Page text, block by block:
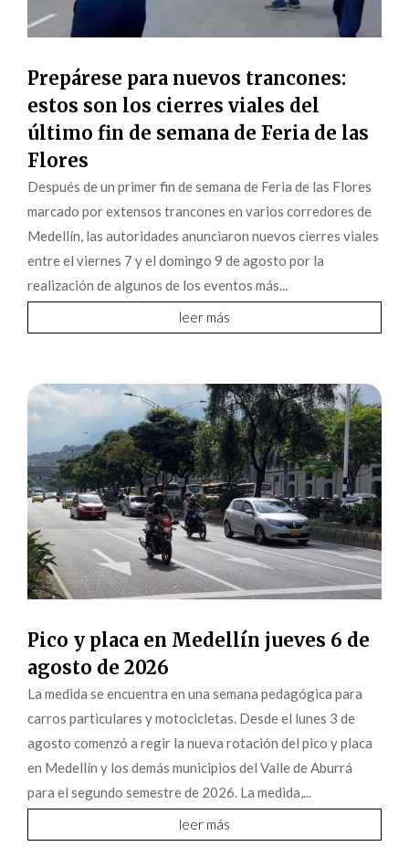
Prepárese para nuevos trancones:
estos son los cierres viales del
último fin de semana de Feria de las
Flores
Después de un primer fin de semana de Feria de las Flores
marcado por extensos trancones en varios corredores de
Medellín, las autoridades anunciaron nuevos cierres viales
entre el viernes 7 y el domingo 9 de agosto por la
realización de algunos de los eventos más...
leer más
Pico y placa en Medellín jueves 6 de
agosto de 2026
La medida se encuentra en una semana pedagógica para
carros particulares y motocicletas. Desde el lunes 3 de
agosto comenzó a regir la nueva rotación del pico y placa
en Medellín y los demás municipios del Valle de Aburrá
para el segundo semestre de 2026. La medida,...
leer más